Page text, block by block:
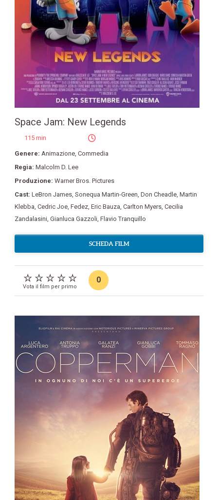
Space Jam: New Legends
115 min
Genere: Animazione, Commedia
Regia: Malcolm D. Lee
Produzione: Warner Bros. Pictures
Cast: LeBron James, Sonequa Martin-Green, Don Cheadle, Martin
Klebba, Cedric Joe, Fedez, Eric Bauza, Carlton Myers, Cecilia
Zandalasini, Gianluca Gazzoli, Flavio Tranquillo
SCHEDA FILM
Vota il film per primo
0